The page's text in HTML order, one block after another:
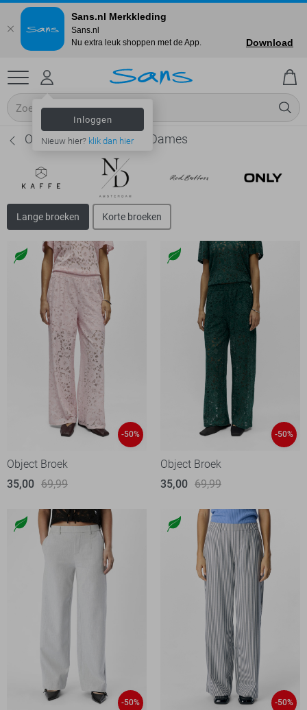
Inloggen
Nieuw hier? klik dan hier
Object Lange broeken - Dames
Lange broeken Korte broeken
-50%
Object Broek
35,00 69,99
-50%
Object Broek
35,00 69,99
-50% -50%
Sans.nl Merkkleding
Sans.nl
Nu extra leuk shoppen met de App.
Download